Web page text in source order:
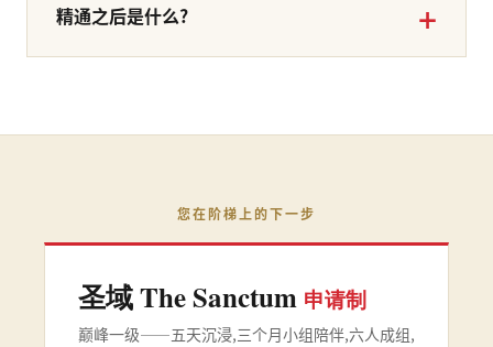
精通之后是什么?
您在阶梯上的下一步
圣域 The Sanctum 申请制
巅峰一级——五天沉浸,三个月小组陪伴,六人成组,